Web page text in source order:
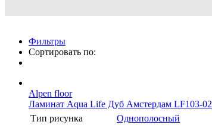
Фильтры
Сортировать по:
Alpen floor
Ламинат Aqua Life Дуб Амстердам LF103-02
Тип рисунка
Однополосный